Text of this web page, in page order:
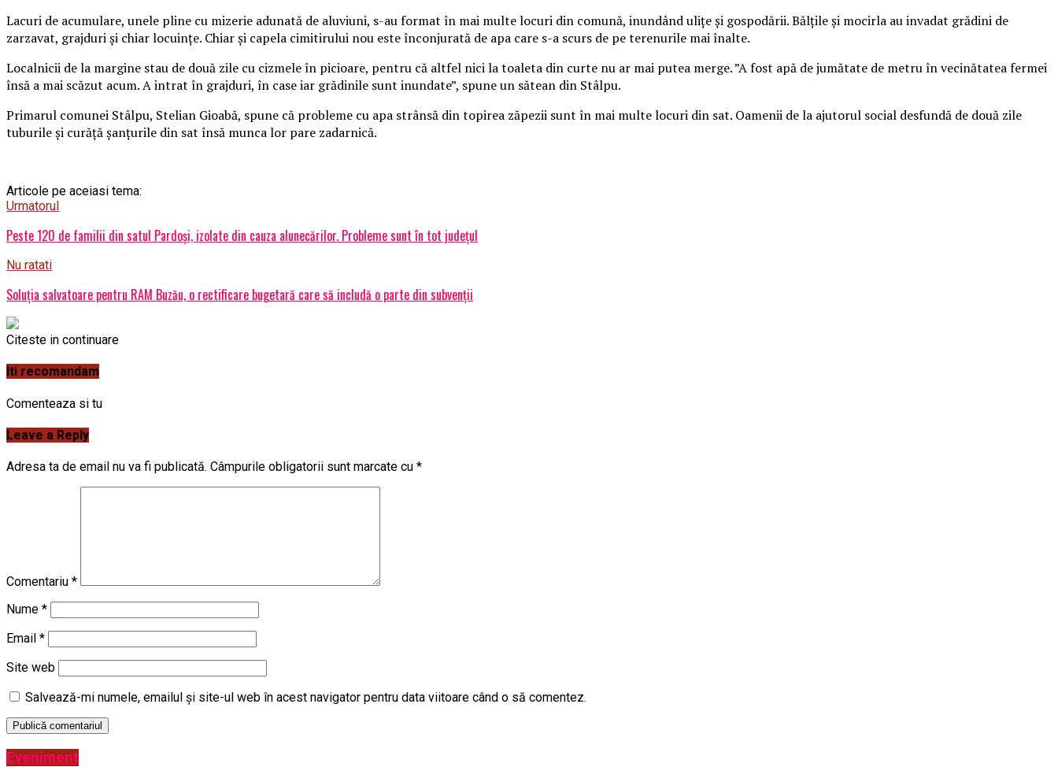
Lacuri de acumulare, unele pline cu mizerie adunată de aluviuni, s-au format în mai multe locuri din comună, inundând ulițe și gospodării. Bălțile și mocirla au invadat grădini de
zarzavat, grajduri și chiar locuințe. Chiar și capela cimitirului nou este înconjurată de apa care s-a scurs de pe terenurile mai înalte.
Localnicii de la margine stau de două zile cu cizmele în picioare, pentru că altfel nici la toaleta din curte nu ar mai putea merge. ”A fost apă de jumătate de metru în vecinătatea fermei
însă a mai scăzut acum. A intrat în grajduri, în case iar grădinile sunt inundate”, spune un sătean din Stâlpu.
Primarul comunei Stâlpu, Stelian Gioabă, spune că probleme cu apa strânsă din topirea zăpezii sunt în mai multe locuri din sat. Oamenii de la ajutorul social desfundă de două zile
tuburile și curăță șanțurile din sat însă munca lor pare zadarnică.
Articole pe aceiasi tema:
Urmatorul
Peste 120 de familii din satul Pardoși, izolate din cauza alunecărilor. Probleme sunt în tot județul
Nu ratati
Soluția salvatoare pentru RAM Buzău, o rectificare bugetară care să includă o parte din subvenții
Citeste in continuare
Iti recomandam
Comenteaza si tu
Leave a Reply
Adresa ta de email nu va fi publicată. Câmpurile obligatorii sunt marcate cu *
Comentariu *
Nume *
Email *
Site web
Salvează-mi numele, emailul și site-ul web în acest navigator pentru data viitoare când o să comentez.
Eveniment